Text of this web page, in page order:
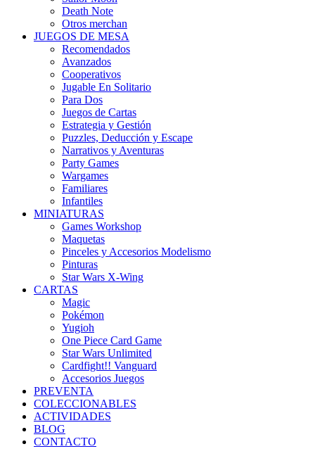
Death Note
Otros merchan
JUEGOS DE MESA
Recomendados
Avanzados
Cooperativos
Jugable En Solitario
Para Dos
Juegos de Cartas
Estrategia y Gestión
Puzzles, Deducción y Escape
Narrativos y Aventuras
Party Games
Wargames
Familiares
Infantiles
MINIATURAS
Games Workshop
Maquetas
Pinceles y Accesorios Modelismo
Pinturas
Star Wars X-Wing
CARTAS
Magic
Pokémon
Yugioh
One Piece Card Game
Star Wars Unlimited
Cardfight!! Vanguard
Accesorios Juegos
PREVENTA
COLECCIONABLES
ACTIVIDADES
BLOG
CONTACTO